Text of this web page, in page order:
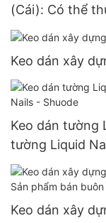
(Cái): Có thể
Nhà cung cấp
Keo dán xây
Keo dán tường
tường Liquid
Keo dán xây